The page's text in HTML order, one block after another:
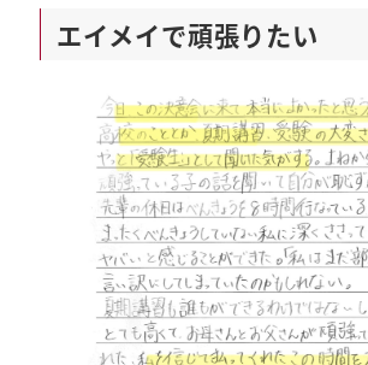
エイメイで頑張りたい